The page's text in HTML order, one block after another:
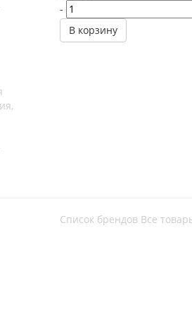
-
В корзину
Список брендов Все